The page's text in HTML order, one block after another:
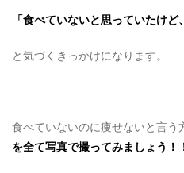
「食べていないと思っていたけ
と気づくきっかけになります。
食べていないのに痩せないと言う
を全て写真で撮ってみましょう！